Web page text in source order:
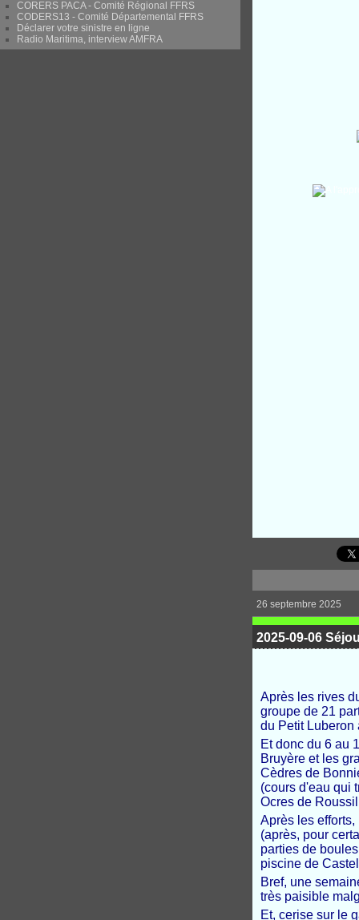
CORERS PACA - Comité Régional FFRS
CODERS13 - Comité Départemental FFRS
Déclarer votre sinistre en ligne
Radio Maritima, interview AMFRA
26 septembre 2025
2025-09-06
Après les rives
groupe de 21
du Petit Luberon
Et donc du 6 au
Bruyère et les
Cèdres de
(cours d'eau qui
Ocres de
Après les
(après, pour
parties de
piscine de
Bref, une
très paisible
Et, cerise sur le